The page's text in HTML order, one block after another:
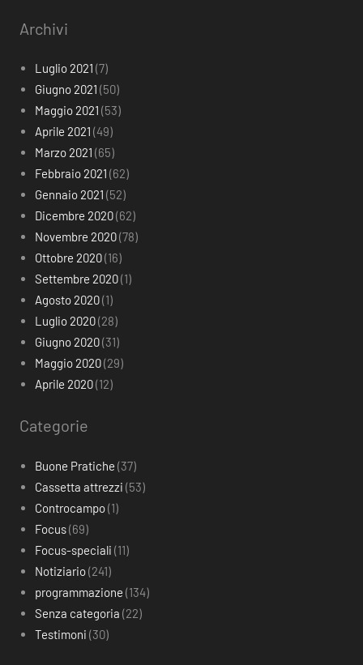
Archivi
Luglio 2021 (7)
Giugno 2021 (50)
Maggio 2021 (53)
Aprile 2021 (49)
Marzo 2021 (65)
Febbraio 2021 (62)
Gennaio 2021 (52)
Dicembre 2020(62)
Novembre 2020(78)
Ottobre 2020(16)
Settembre 2020(1)
Agosto 2020(1)
Luglio 2020(28)
Giugno 2020(31)
Maggio 2020(29)
Aprile 2020(12)
Categorie
Buone Pratiche (37)
Cassetta attrezzi (53)
Controcampo(1)
Focus(69)
Focus-speciali (11)
Notiziario(241)
programmazione (134)
Senza categoria (22)
Testimoni (30)